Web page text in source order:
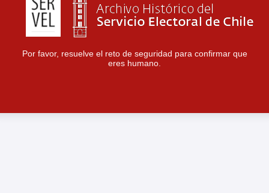
Por favor, resuelve el reto de seguridad para confirmar que
eres humano.